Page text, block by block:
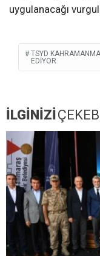
uygulanacağı
TSYD
EDIYOR
İLGİNİZİ